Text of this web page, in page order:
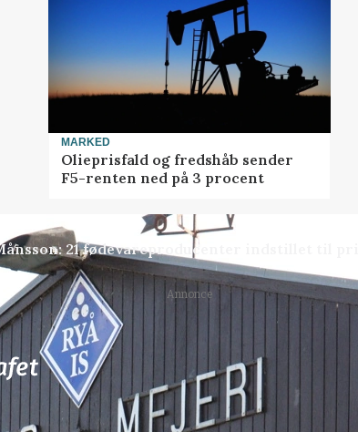
MARKED
Olieprisfald og fredshåb sender
F5-renten ned på 3 procent
21 fødevareproducenter indstillet til pris
Annonce
77ledige stillinger